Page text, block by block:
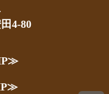
4-80